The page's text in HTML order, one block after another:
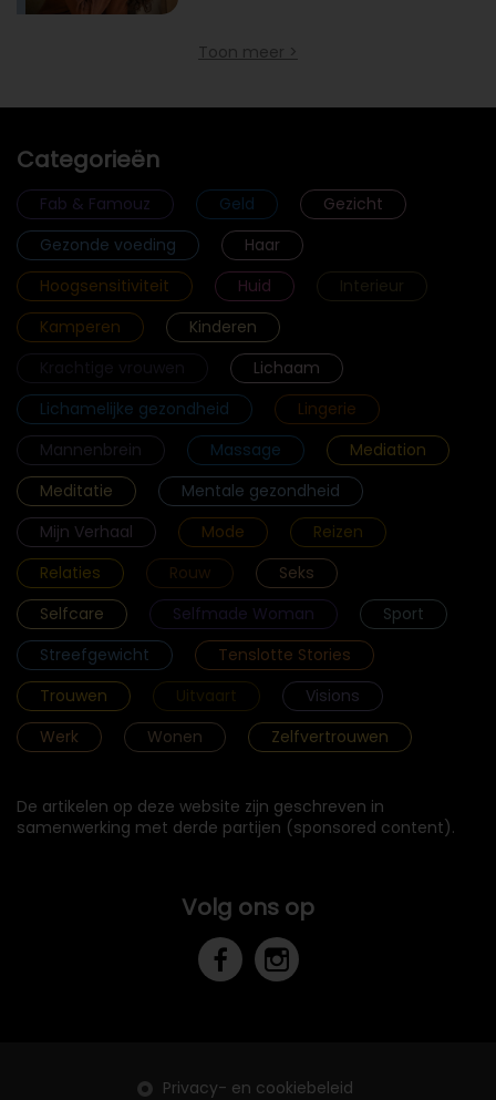
Toon meer >
Categorieën
Fab & Famouz Geld
Gezicht
Gezonde voeding
Haar
Hoogsensitiviteit
Huid
Interieur
Kamperen
Kinderen
Lichaam
Lichamelijke gezondheid
Lingerie
Mannenbrein
Massage
Mediation
Meditatie
Mentale gezondheid
Mijn Verhaal
Mode
Reizen
Relaties
Rouw
Seks
Selfcare
Selfmade Woman
Sport
Streefgewicht
Tenslotte Stories
Trouwen
Uitvaart
Visions
Werk
Wonen Zelfvertrouwen
De artikelen op deze website zijn geschreven in
samenwerking met derde partijen (sponsored content).
Volg ons op
Privacy- en cookiebeleid